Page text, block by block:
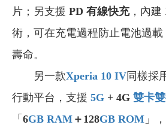
片；另支援 PD 有線快充，內建
術，可在充電過程防止電池過
壽命。
另一款Xperia 10 IV 同樣採
行動平台，支援 5G + 4G 雙卡
「 6GB RAM ＋128GB ROM 」